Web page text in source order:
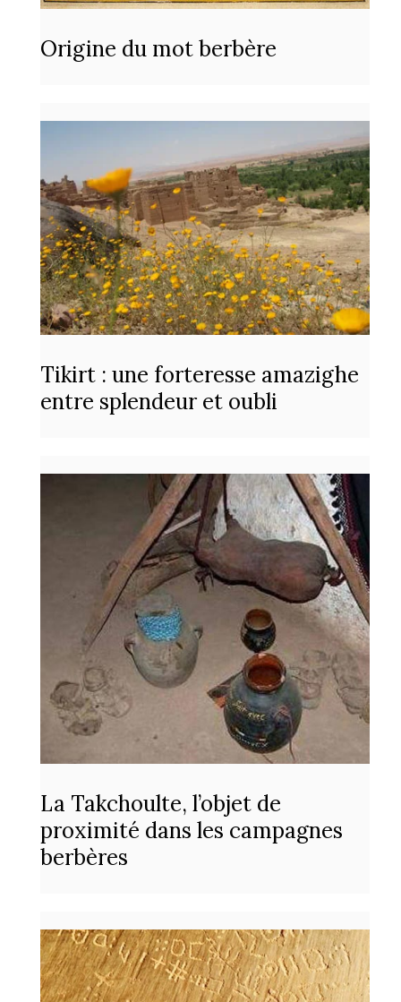
Origine du mot berbère
Tikirt : une forteresse amazighe
entre splendeur et oubli
La Takchoulte, l’objet de
proximité dans les campagnes
berbères